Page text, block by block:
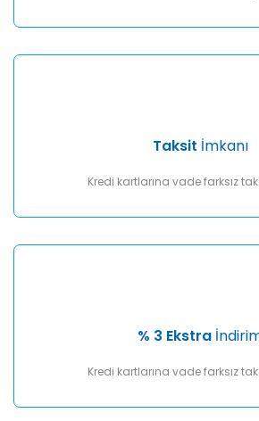
Taksit İmkanı
Kredi kartlarına vade farksız
% 3 Ekstra
Kredi kartlarına vade farksız